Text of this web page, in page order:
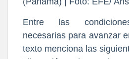
Entre las
necesarias para avanzar
texto menciona las